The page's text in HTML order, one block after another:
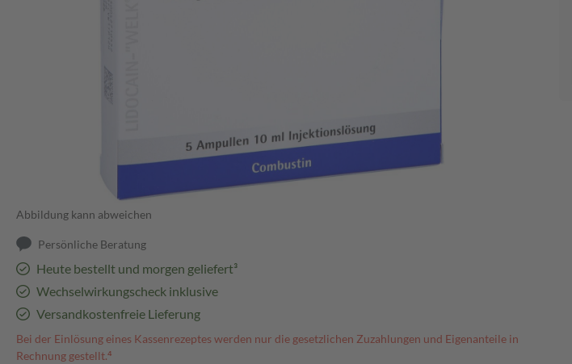
Abbildung kann abweichen
Persönliche Beratung
Heute bestellt und morgen geliefert³
Wechselwirkungscheck inklusive
Versandkostenfreie Lieferung
Bei der Einlösung eines Kassenrezeptes werden nur die gesetzlichen Zuzahlungen und Eigenanteile in
Rechnung gestellt.⁴